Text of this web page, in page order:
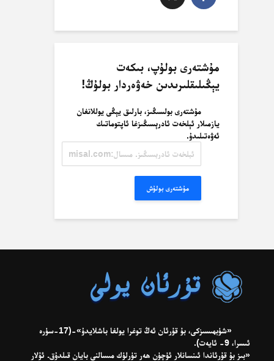
مۇشتەرى بولۇپ، بىكەت
يېڭىلىقلىرىدىن خەۋەردار بولۇڭ!
مۇشتەرى بولسىڭىز، بارلىق يېڭى يوللانغان
يازمىلار ئېلخەت ئادرېسىڭىزغا ئاپتوماتىك
ئەۋەتىلىدۇ.
ئادرېسىڭىز.
مۇشتەرى بولۇش
«شۈبھىسىزكى، بۇ قۇرئان ئەڭ توغرا يولغا باشلايدۇ»-(17-سۈرە
ئىسرا، 9- ئايەت).
«بىز بۇ قۇرئاندا ئىنسانلار ئۈچۈن ھەر تۈرلۈك مىسالنى بايان قىلدۇق. ئۇلار